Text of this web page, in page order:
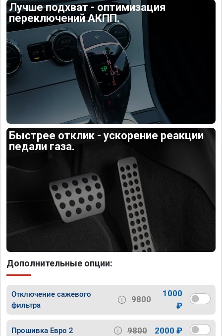
Лучше подхват - оптимизация
переключений АКПП.
Быстрее отклик - ускорение реакции
педали газа.
Дополнительные опции:
Отключение сажевого
фильтра
9800
1000
₽
Прошивка Евро 2 9800 2000 ₽